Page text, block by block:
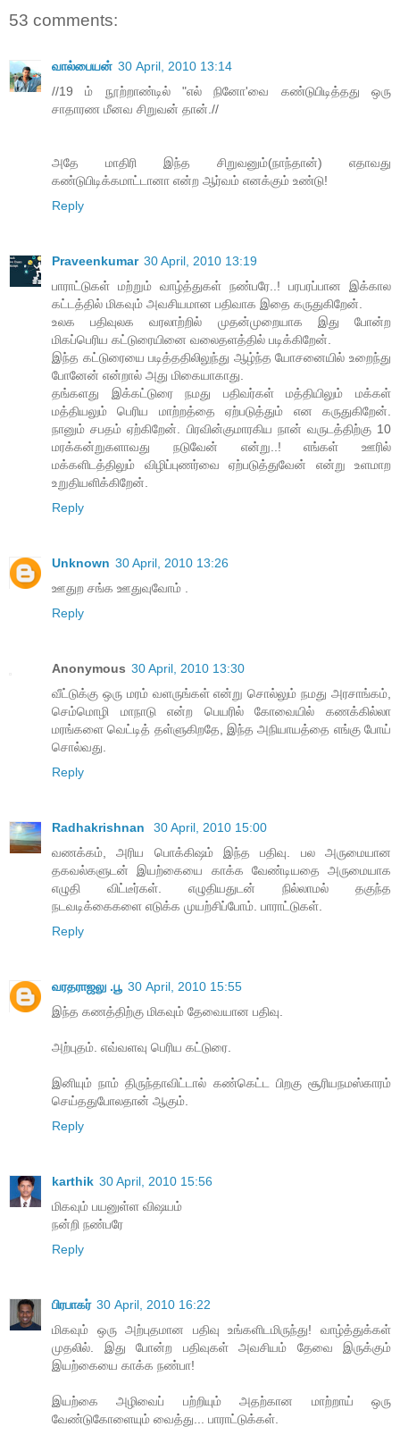
53 comments:
வால்பையன் 30 April, 2010 13:14
//19 ம் நூற்றாண்டில் "எல் நினோ'வை கண்டுபிடித்தது ஒரு
சாதாரண மீனவ சிறுவன் தான்.//
அதே மாதிரி இந்த சிறுவனும்(நாந்தான்) எதாவது
கண்டுபிடிக்கமாட்டானா என்ற ஆர்வம் எனக்கும் உண்டு!
Reply
Praveenkumar 30 April, 2010 13:19
பாராட்டுகள் மற்றும் வாழ்த்துகள் நண்பரே..! பரபரப்பான இக்கால
கட்டத்தில் மிகவும் அவசியமான பதிவாக இதை கருதுகிறேன்.
உலக பதிவுலக வரலாற்றில் முதன்முறையாக இது போன்ற
மிகப்பெரிய கட்டுரையினை வலைதளத்தில் படிக்கிறேன்.
இந்த கட்டுரையை படித்ததிலிலுந்து ஆழ்ந்த யோசனையில் உறைந்து
போனேன் என்றால் அது மிகையாகாது.
தங்களது இக்கட்டுரை நமது பதிவர்கள் மத்தியிலும் மக்கள்
மத்தியலும் பெரிய மாற்றத்தை ஏற்படுத்தும் என கருதுகிறேன்.
நானும் சபதம் ஏற்கிறேன். பிரவின்குமாரகிய நான் வருடத்திற்கு 10
மரக்கன்றுகளாவது நடுவேன் என்று..! எங்கள் ஊரில்
மக்களிடத்திலும் விழிப்புணர்வை ஏற்படுத்துவேன் என்று உளமாற
உறுதியளிக்கிறேன்.
Reply
Unknown 30 April, 2010 13:26
ஊதுற சங்க ஊதுவுவோம் .
Reply
Anonymous 30 April, 2010 13:30
வீட்டுக்கு ஒரு மரம் வளருங்கள் என்று சொல்லும் நமது அரசாங்கம்,
செம்மொழி மாநாடு என்ற பெயரில் கோவையில் கணக்கில்லா
மரங்களை வெட்டித் தள்ளுகிறதே, இந்த அநியாயத்தை எங்கு போய்
சொல்வது.
Reply
Radhakrishnan
30 April, 2010 15:00
வணக்கம், அரிய பொக்கிஷம் இந்த பதிவு. பல அருமையான
தகவல்களுடன் இயற்கையை காக்க வேண்டியதை அருமையாக
எழுதி விட்டீர்கள். எழுதியதுடன் நில்லாமல் தகுந்த
நடவடிக்கைகளை எடுக்க முயற்சிப்போம். பாராட்டுகள்.
Reply
வரதராஜலு .பூ 30 April, 2010 15:55
இந்த கணத்திற்கு மிகவும் தேவையான பதிவு.
அற்புதம். எவ்வளவு பெரிய கட்டுரை.
இனியும் நாம் திருந்தாவிட்டால் கண்கெட்ட பிறகு சூரியநமஸ்காரம்
செய்ததுபோலதான் ஆகும்.
Reply
karthik 30 April, 2010 15:56
மிகவும் பயனுள்ள விஷயம்
நன்றி நண்பரே
Reply
பிரபாகர் 30 April, 2010 16:22
மிகவும் ஒரு அற்புதமான பதிவு உங்களிடமிருந்து! வாழ்த்துக்கள்
முதலில். இது போன்ற பதிவுகள் அவசியம் தேவை இருக்கும்
இயற்கையை காக்க நண்பா!
இயற்கை அழிவைப் பற்றியும் அதற்கான மாற்றாய் ஒரு
வேண்டுகோளையும் வைத்து... பாராட்டுக்கள்.